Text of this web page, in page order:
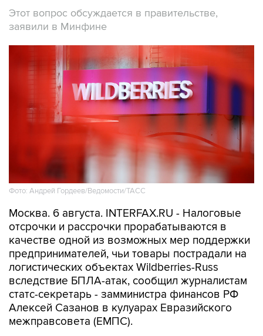
Этот вопрос обсуждается в правительстве,
заявили в Минфине
Фото: Андрей Гордеев/Ведомости/ТАСС
Москва. 6 августа. INTERFAX.RU - Налоговые
отсрочки и рассрочки прорабатываются в
качестве одной из возможных мер поддержки
предпринимателей, чьи товары пострадали на
логистических объектах Wildberries-Russ
вследствие БПЛА-атак, сообщил журналистам
статс-секретарь - замминистра финансов РФ
Алексей Сазанов в кулуарах Евразийского
межправсовета (ЕМПС).